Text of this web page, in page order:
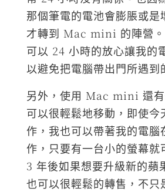
那個筆電的電池會膨脹或是
才轉到 Mac mini 的陣營
可以 24 小時的放心讓我的
以避免把電腦帶出門所遇到
另外，使用 Mac mini 還
可以很輕鬆地移動，即使今
作，我也可以帶著我的電腦
作，只要有一台小的螢幕就
3 年後如果想要升級新的蘋
也可以很輕鬆的轉售，不只